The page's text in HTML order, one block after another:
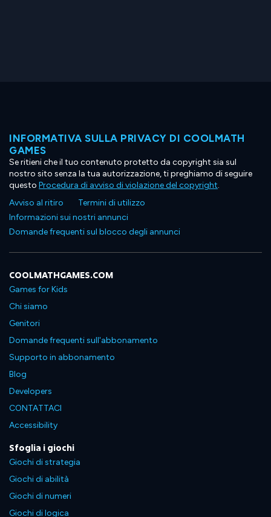
INFORMATIVA SULLA PRIVACY DI COOLMATH
GAMES
Se ritieni che il tuo contenuto protetto da copyright sia sul
nostro sito senza la tua autorizzazione, ti preghiamo di seguire
questo Procedura di avviso di violazione del copyright.
Avviso al ritiro
Termini di utilizzo
Informazioni sui nostri annunci
Domande frequenti sul blocco degli annunci
COOLMATHGAMES.COM
Games for Kids
Chi siamo
Genitori
Domande frequenti sull'abbonamento
Supporto in abbonamento
Blog
Developers
CONTATTACI
Accessibility
Sfoglia i giochi
Giochi di strategia
Giochi di abilità
Giochi di numeri
Giochi di logica